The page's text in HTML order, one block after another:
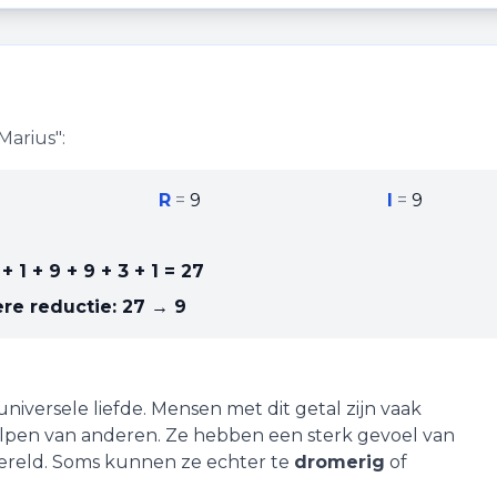
":
R= 9 I =9
1 + 9 + 9 + 3 + 1 = 27
reductie: 27 → 9
liefde. Mensen met dit getal zijn vaak
van anderen. Ze hebben een sterk gevoel van
Soms kunnen ze echter te dromerig of